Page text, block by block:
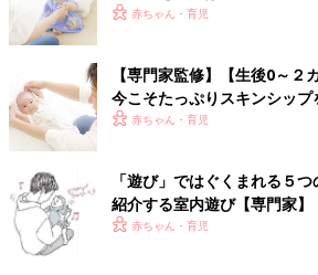
赤ちゃん・育児
【専門家監修】【生後0～２
今こそたっぷりスキンシップ
内遊び6選
赤ちゃん・育児
「遊び」ではぐくまれる５
紹介する室内遊び【専門家】
赤ちゃん・育児